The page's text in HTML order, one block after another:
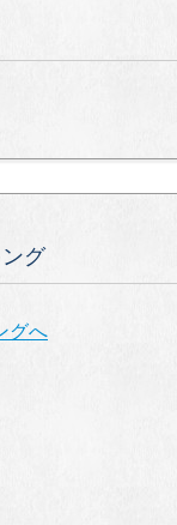
グ
グへ